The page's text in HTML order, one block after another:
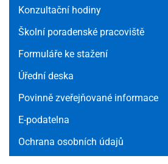
Konzultační hodiny
Školní poradenské pracoviště
Formuláře ke stažení
Úřední deska
Povinně zveřejňované informace
E-podatelna
Ochrana osobních údajů